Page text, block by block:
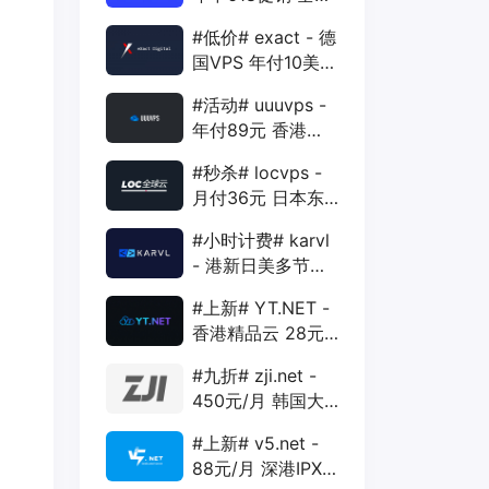
年付VPS
#低价# exact - 德
国VPS 年付10美元
1Gbps
#活动# uuuvps -
年付89元 香港
400G 30M
#秒杀# locvps -
月付36元 日本东
40G 1T 450Mbps
#小时计费# karvl
- 港新日美多节点
20G 5T 1Gbps
#上新# YT.NET -
香港精品云 28元/
AS10099+移动
CMI
#九折# zji.net -
450元/月 韩国大
优化和纯国际线路
#上新# v5.net -
88元/月 深港IPX